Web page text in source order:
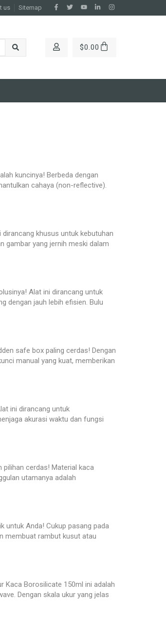
us Sitemap
$0.00
kuncinya! Berbeda dengan
cahaya (non-reflective).
khusus untuk kebutuhan
gambar yang jernih meski dalam
Alat ini dirancang untuk
dengan jauh lebih efisien. Bulu
safe box paling cerdas! Dengan
manual yang kuat, memberikan
ini dirancang untuk
akurasi waktu dan fungsi
pilihan cerdas! Material kaca
utamanya adalah
untuk Anda! Cukup pasang pada
membuat rambut kusut atau
Kaca Borosilicate 150ml ini adalah
Dengan skala ukur yang jelas